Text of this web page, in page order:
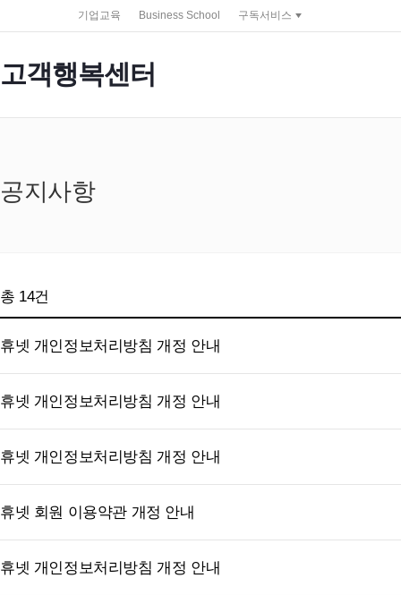
기업교육 Business School 구독서비스
고객행복센터
공지사항
총 14건
휴넷 개인정보처리방침 개정 안내
휴넷 개인정보처리방침 개정 안내
휴넷 개인정보처리방침 개정 안내
휴넷 회원 이용약관 개정 안내
휴넷 개인정보처리방침 개정 안내